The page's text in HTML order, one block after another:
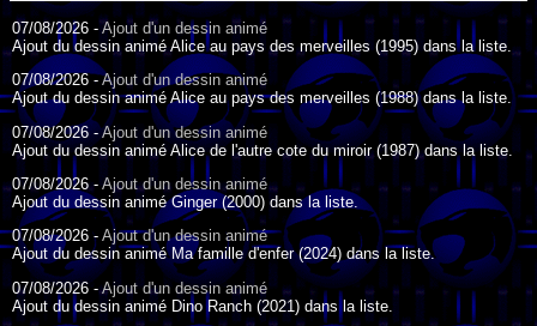
07/08/2026 - Ajout d'un dessin animé
Ajout du dessin animé Alice au pays des merveilles (1995) dans la liste.
07/08/2026 -Ajout d'un dessin animé
Ajout du dessin animé Alice au pays des merveilles (1988) dans la liste.
07/08/2026 -Ajout d'un dessin animé
Ajout du dessin animé Alice de l'autre cote du miroir (1987) dans la liste.
07/08/2026 -Ajout d'un dessin animé
Ajout du dessin animé Ginger (2000) dans la liste.
07/08/2026 - Ajout d'un dessin animé
Ajout du dessin animé Ma famille d'enfer (2024) dans la liste.
07/08/2026 -Ajout d'un dessin animé
Ajout du dessin animé Dino Ranch (2021) dans la liste.